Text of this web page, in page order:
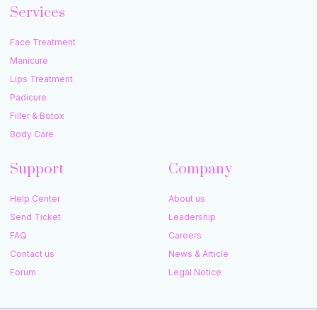
Services
Face Treatment
Manicure
Lips Treatment
Padicure
Filler & Botox
Body Care
Support
Help Center
Send Ticket
FAQ
Contact us
Forum
Company
About us
Leadership
Careers
News & Article
Legal Notice